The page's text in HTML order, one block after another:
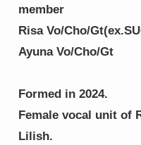
member
Risa Vo/Cho/
Ayuna Vo/Cho/Gt
Formed in 2024.
Female vocal unit of
Lilish.